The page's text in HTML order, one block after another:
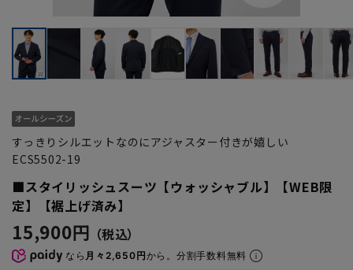
すっきりシルエットなのにアジャスター付きが嬉しい
ECS5502-19
■スタイリッシュスーツ【ウォッシャブル】【WEB限
定】【裾上げ済み】
15,900円
なら 月々2,650円から。分割手数料無料